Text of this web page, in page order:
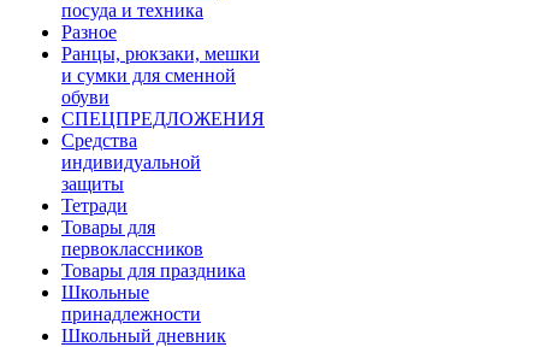
посуда и техника
Разное
Ранцы, рюкзаки, мешки
и сумки для сменной
обуви
СПЕЦПРЕДЛОЖЕНИЯ
Средства
индивидуальной
защиты
Тетради
Товары для
первоклассников
Товары для праздника
Школьные
принадлежности
Школьный дневник